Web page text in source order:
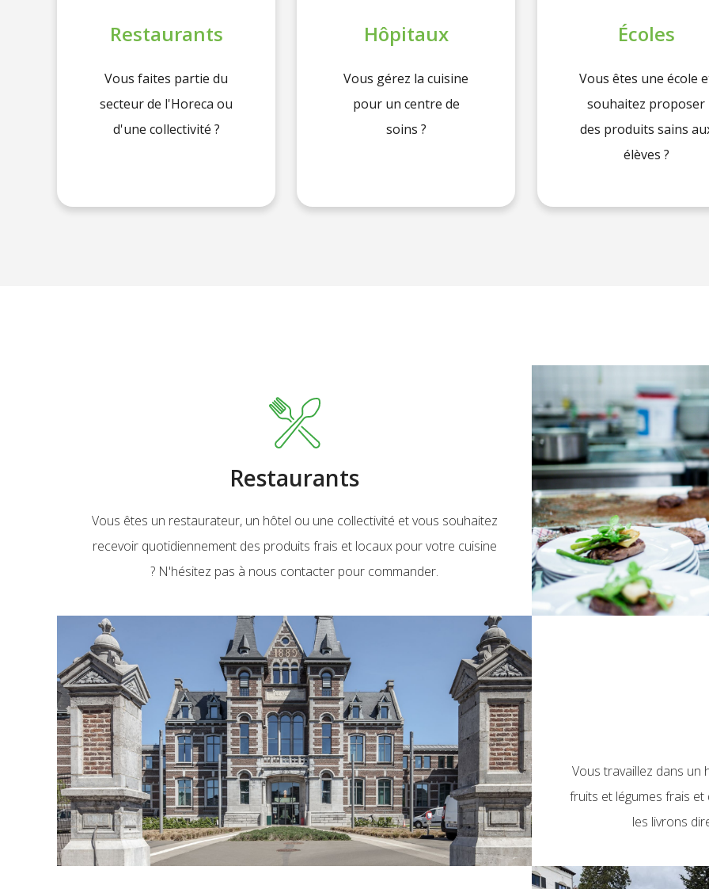
Restaurants
Vous faites partie du
secteur de l'Horeca ou
d'une collectivité ?
Hôpitaux
Vous gérez la cuisine
pour un centre de
soins ?
Écoles
Vous êtes une école
souhaitez proposer
des produits sains
élèves ?
Restaurants
Vous êtes un restaurateur, un hôtel ou une collectivité et vous souhaitez
recevoir quotidiennement des produits frais et locaux pour votre cuisine
? N'hésitez pas à nous contacter pour commander.
Vous travaillez dans un
fruits et légumes frais
les livrons